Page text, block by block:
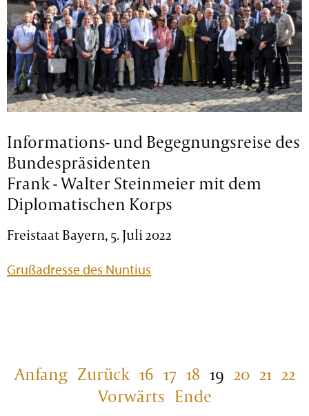
Informations- und Begegnungsreise des
Bundespräsidenten
Frank - Walter Steinmeier mit dem
Diplomatischen Korps
Freistaat Bayern, 5. Juli 2022
Grußadresse des Nuntius
Anfang Zurück 16 17 18 19 20 21 22
Vorwärts Ende